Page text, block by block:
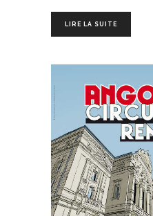
LIRE LA SUITE